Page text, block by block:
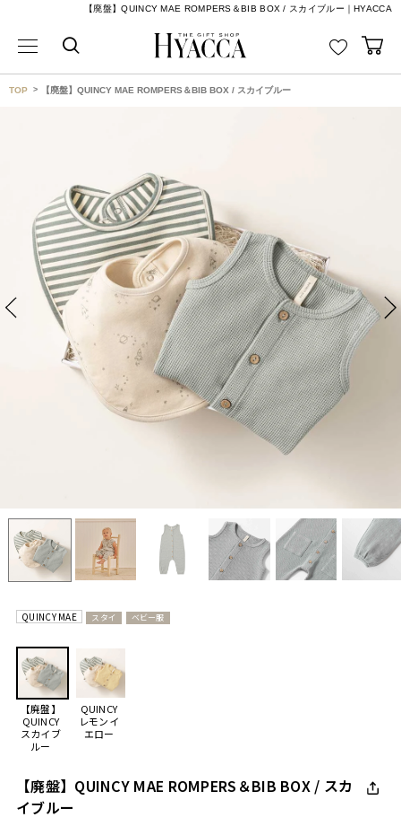
【廃盤】QUINCY MAE ROMPERS＆BIB BOX / スカイブルー｜HYACCA
TOP 【廃盤】QUINCY MAE ROMPERS＆BIB BOX / スカイブルー
QUINCY MAE スタイ ベビー服
【廃盤】
QUINCY
スカイブ
ルー
QUINCY
レモンイ
エロー
【廃盤】QUINCY MAE ROMPERS＆BIB BOX / スカ
イブルー